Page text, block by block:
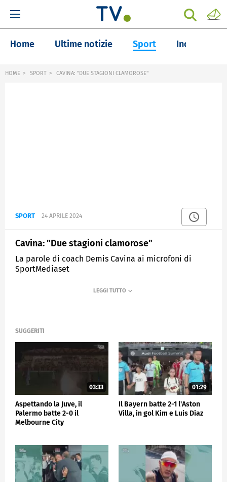
Home Ultime notizie Sport Inchieste
HOME SPORT CAVINA: "DUE STAGIONI CLAMOROSE"
SPORT 24 APRILE 2024
Cavina: "Due stagioni clamorose"
La parole di coach Demis Cavina ai microfoni di
SportMediaset
SPORTMEDIASET
SUGGERITI
03:33
Aspettando la Juve, il
Palermo batte 2-0 il
Melbourne City
01:29
Il Bayern batte 2-1 l'Aston
Villa, in gol Kim e Luis Diaz